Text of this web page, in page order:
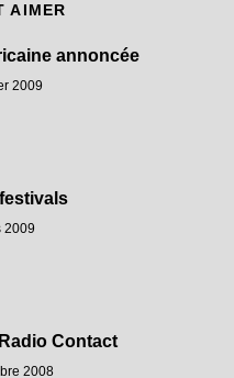
AIMER
annoncée
2009
2009
Contact
2008